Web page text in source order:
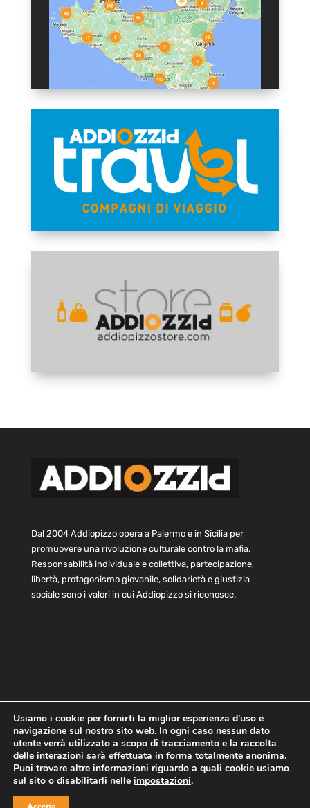
Dal 2004 Addiopizzo opera a Palermo e in Sicilia per
promuovere una rivoluzione culturale contro la mafia.
Responsabilità individuale e collettiva, partecipazione,
libertà, protagonismo giovanile, solidarietà e giustizia
sociale sono i valori in cui Addiopizzo si riconosce.
Home Statuto e bilancio
Contatti
Privacy
Cookie Child Protection Policy
Copyright © 2021 AddioPizzo | Tutti i diritti riservati | Sede
Usiamo i cookie per fornirti la miglior esperienza d'uso e
navigazione sul nostro sito web. In ogni caso nessun dato
utente verrà utilizzato a scopo di tracciamento e la raccolta
delle interazioni sarà effettuata in forma totalmente anonima.
Puoi trovare altre informazioni riguardo a quali cookie usiamo
sul sito o disabilitarli nelle impostazioni.